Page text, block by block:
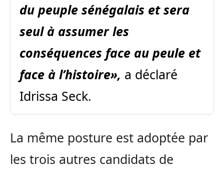
du peuple sénégalais et sera
seul à assumer les
conséquences face au peule et
face à l’histoire», a déclaré
Idrissa Seck.
La même posture est adoptée par
les trois autres candidats de